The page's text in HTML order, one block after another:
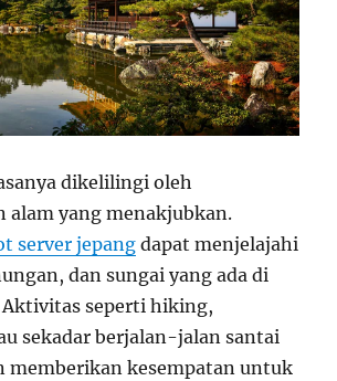
dikelilingi oleh
alam yang menakjubkan.
server jepang dapat menjelajahi
dan sungai yang ada di
seperti hiking,
sekadar berjalan-jalan santai
memberikan kesempatan untuk